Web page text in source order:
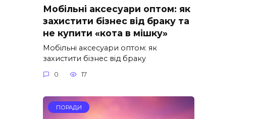
Мобільні аксесуари оптом: як
захистити бізнес від браку та
не купити «кота в мішку»
Мобільні аксесуари оптом: як
захистити бізнес від браку
0 17
ПОРАДИ